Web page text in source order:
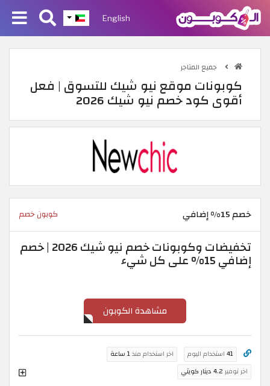
English
جميع المتاجر
كوبونات موقع نيو شيك للتسوق | فعل
أقوى كود خصم نيو شيك 2026
خصم 15% إضافي كوبون خصم
تخفيضات وكوبونات خصم نيو شيك 2026 | خصم
إضافي 15% على كل شيء
مشاهدة الكوبون
41 استخدام اليوم اخر استخدام منذ1 ساعة
اخر توفير 4.2 دينار كويتي